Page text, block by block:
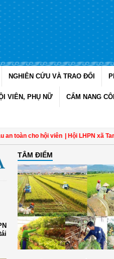
NGHIÊN CỨU VÀ TRAO ĐỔI
VIÊN, PHỤ NỮ CẨM NANG
cho hội viên | Hội LHPN xã Tam
TÂM ĐIỂM